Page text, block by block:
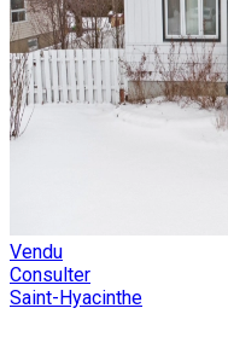
Vendu
Consulter
Saint-Hyacinthe